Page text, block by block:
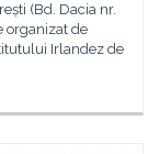
(Bd. Dacia nr.
organizat de
Irlandez de